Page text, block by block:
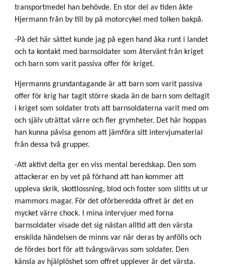
transportmedel han behövde. En stor del av tiden åkte
Hjermann från by till by på motorcykel med tolken bakpå.
-På det här sättet kunde jag på egen hand åka runt i landet
och ta kontakt med barnsoldater som återvänt från kriget
och barn som varit passiva offer för kriget.
Hjermanns grundantagande är att barn som varit passiva
offer för krig har tagit större skada än de barn som deltagit
i kriget som soldater trots att barnsoldaterna varit med om
och själv uträttat värre och fler grymheter. Det här hoppas
han kunna påvisa genom att jämföra sitt intervjumaterial
från dessa två grupper.
-Att aktivt delta ger en viss mental beredskap. Den som
attackerar en by vet på förhand att han kommer att
uppleva skrik, skottlossning, blod och foster som slitits ut ur
mammors magar. För det oförberedda offret är det en
mycket värre chock. I mina intervjuer med forna
barnsoldater visade det sig nästan alltid att den värsta
enskilda händelsen de minns var när deras by anfölls och
de fördes bort för att tvångsvärvas som soldater. Den
känsla av hjälplöshet som offret upplever är det värsta.